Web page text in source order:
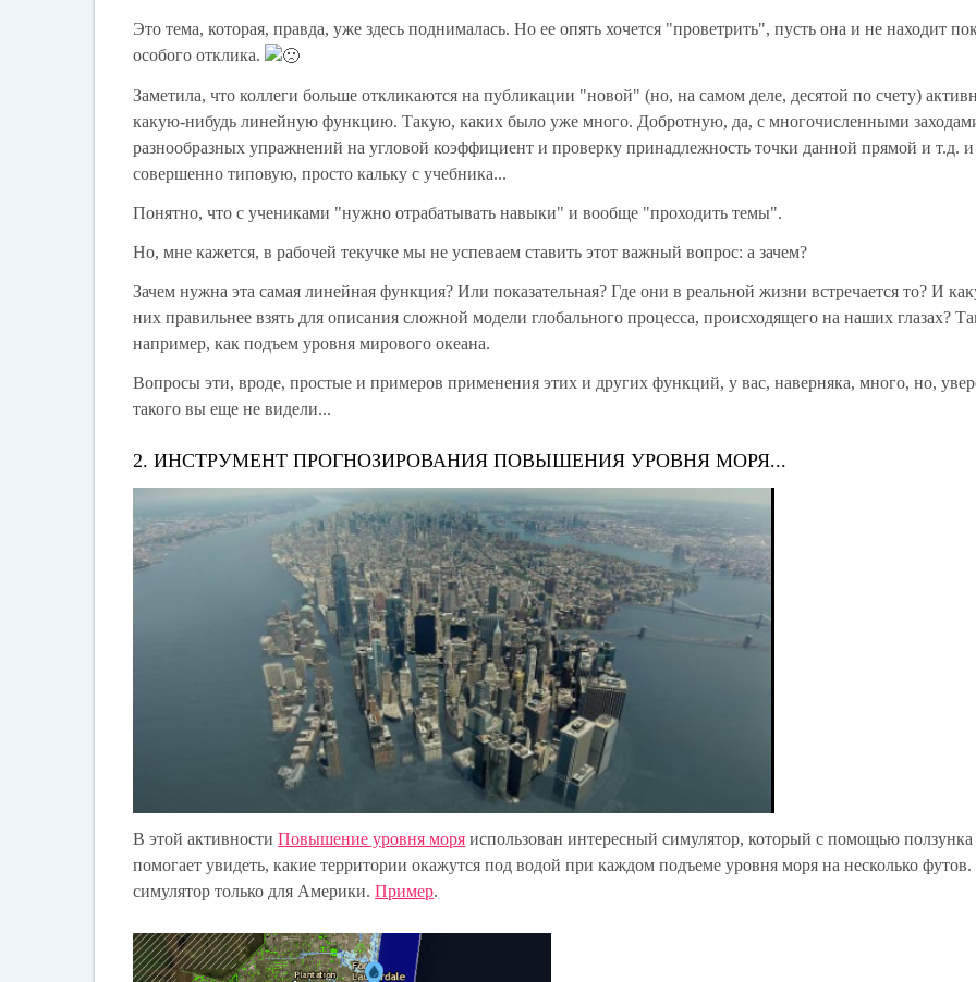
Это тема, которая, правда, уже здесь поднималась. Но ее опять хочется "проветрить", пусть она и не находит
особого отклика.
Заметила, что коллеги больше откликаются на публикации "новой" (но, на самом деле, десятой по счету)
какую-нибудь линейную функцию. Такую, каких было уже много. Добротную, да, с многочисленными
разнообразных упражнений на угловой коэффициент и проверку принадлежность точки данной прямой и т.д.
совершенно типовую, просто кальку с учебника...
Понятно, что с учениками "нужно отрабатывать навыки" и вообще "проходить темы".
Но, мне кажется, в рабочей текучке мы не успеваем ставить этот важный вопрос: а зачем?
Зачем нужна эта самая линейная функция? Или показательная? Где они в реальной жизни встречается то? И
них правильнее взять для описания сложной модели глобального процесса, происходящего на наших глазах?
например, как подъем уровня мирового океана.
Вопросы эти, вроде, простые и примеров применения этих и других функций, у вас, наверняка, много, но,
такого вы еще не видели...
2. ИНСТРУМЕНТ ПРОГНОЗИРОВАНИЯ ПОВЫШЕНИЯ УРОВНЯ МОРЯ...
В этой активности Повышение уровня моря использован интересный симулятор, который с помощью ползунка
помогает увидеть, какие территории окажутся под водой при каждом подъеме уровня моря на несколько
симулятор только для Америки.Пример.